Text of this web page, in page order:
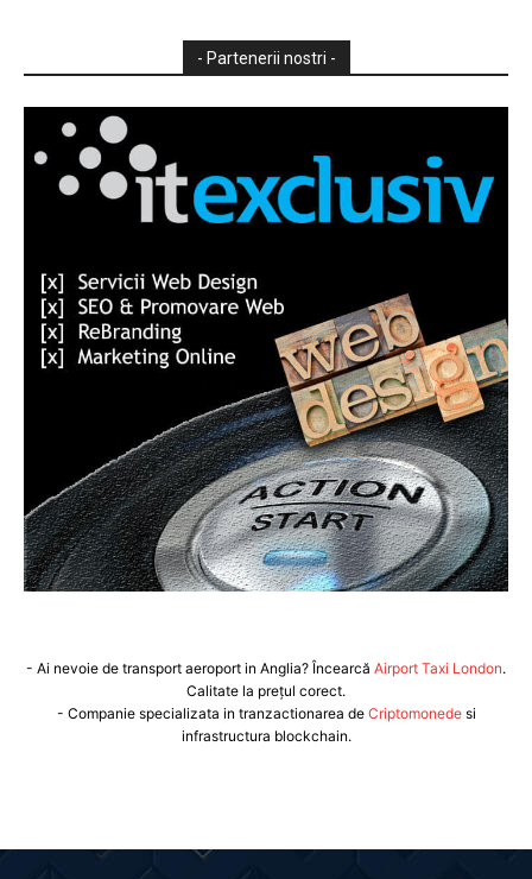
- Partenerii nostri -
- Ai nevoie de transport aeroport in Anglia? Încearcă Airport Taxi London.
Calitate la prețul corect.
- Companie specializata in tranzactionarea de Criptomonedesi
infrastructura blockchain.